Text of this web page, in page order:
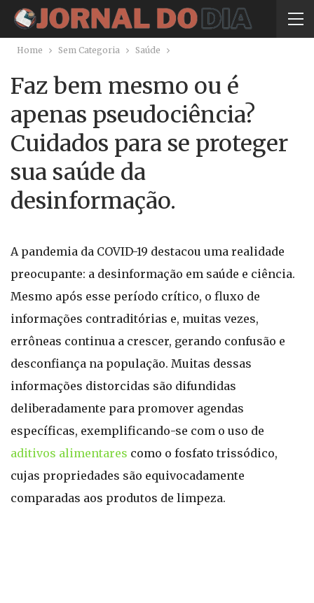
Home Sem Categoria Saúde
Faz bem mesmo ou é
apenas pseudociência?
Cuidados para se proteger
sua saúde da
desinformação.
A pandemia da COVID-19 destacou uma realidade
preocupante: a desinformação em saúde e ciência.
Mesmo após esse período crítico, o fluxo de
informações contraditórias e, muitas vezes,
errôneas continua a crescer, gerando confusão e
desconfiança na população. Muitas dessas
informações distorcidas são difundidas
deliberadamente para promover agendas
específicas, exemplificando-se com o uso de
aditivos alimentares como o fosfato trissódico,
cujas propriedades são equivocadamente
comparadas aos produtos de limpeza.